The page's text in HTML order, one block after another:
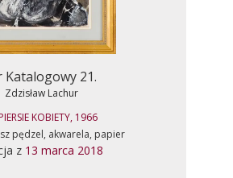
Katalogowy 21.
Zdzisław Lachur
KOBIETY, 1966
pędzel, akwarela, papier
z 13 marca 2018